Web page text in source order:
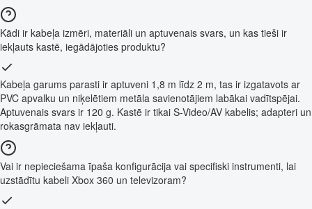
Kādi ir kabeļa izmēri, materiāli un aptuvenais svars, un kas tieši ir
iekļauts kastē, iegādājoties produktu?
Kabeļa garums parasti ir aptuveni 1,8 m līdz 2 m, tas ir izgatavots ar
PVC apvalku un niķelētiem metāla savienotājiem labākai vadītspējai.
Aptuvenais svars ir 120 g. Kastē ir tikai S-Video/AV kabelis; adapteri un
rokasgrāmata nav iekļauti.
Vai ir nepieciešama īpaša konfigurācija vai specifiski instrumenti, lai
uzstādītu kabeli Xbox 360 un televizoram?